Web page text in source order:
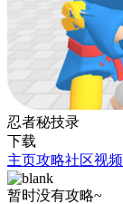
忍者秘技录
下载
主页攻略社区视频
暂时没有攻略~